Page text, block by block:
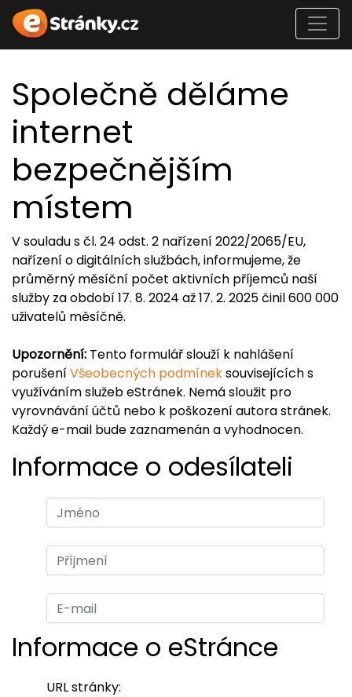
Společně děláme
internet
bezpečnějším
místem
V souladu s čl. 24 odst. 2 nařízení 2022/2065/EU,
nařízení o digitálních službách, informujeme, že
průměrný měsíční počet aktivních příjemců naší
služby za období 17. 8. 2024 až 17. 2. 2025 činil 600 000
uživatelů měsíčně.
Upozornění: Tento formulář slouží k nahlášení
porušeníVšeobecných podmíneksouvisejících s
využíváním služeb eStránek. Nemá sloužit pro
vyrovnávání účtů nebo k poškození autora stránek.
Každý e-mail bude zaznamenán a vyhodnocen.
Informace o odesílateli
Informace o eStránce
URL stránky: